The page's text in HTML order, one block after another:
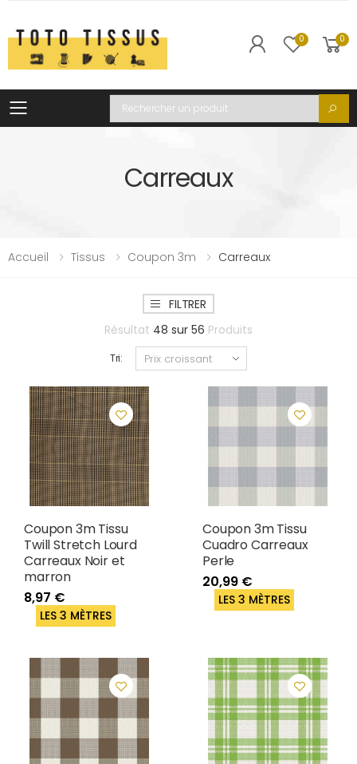
0 0
Toggle mobile menu
Recherche
Carreaux
Accueil Tissus Coupon 3m Carreaux
FILTRER
Résultat 48 sur 56 Produits
Tri:
Coupon 3m Tissu
Twill Stretch Lourd
Carreaux Noir et
marron
8,97 €
LES 3 MÈTRES
Coupon 3m Tissu
Cuadro Carreaux
Perle
20,99 €
LES 3 MÈTRES